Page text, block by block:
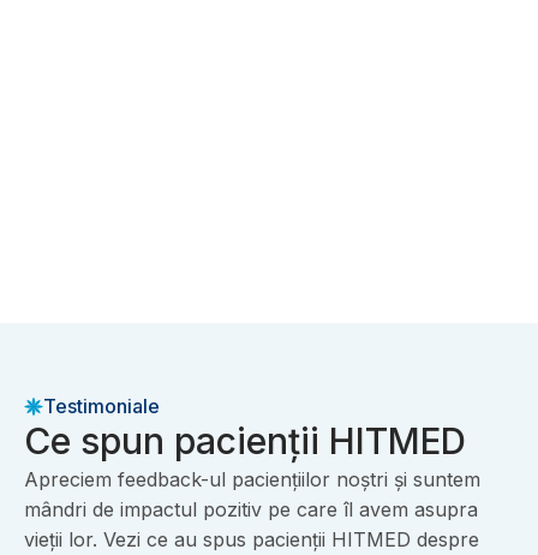
Testimoniale
Ce spun pacienții HITMED
Apreciem feedback-ul paciențiilor noștri și suntem
mândri de impactul pozitiv pe care îl avem asupra
vieții lor. Vezi ce au spus pacienții HITMED despre